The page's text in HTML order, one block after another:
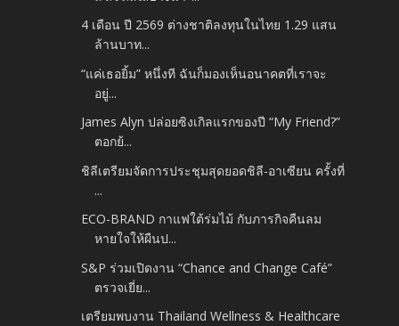
4 เดือน ปี 2569 ต่างชาติลงทุนในไทย 1.29 แสน
ล้านบาท...
“แค่เธอยิ้ม” หนึ่งที ฉันก็มองเห็นอนาคตที่เราจะ
อยู่...
James Alyn ปล่อยซิงเกิลแรกของปี “My Friend?”
ตอกย้...
ชิลีเตรียมจัดการประชุมสุดยอดชิลี-อาเซียน ครั้งที่
...
ECO-BRAND กาแฟใต้ร่มไม้ กับภารกิจคืนลม
หายใจให้ผืนป...
S&P ร่วมเปิดงาน “Chance and Change Café”
ตรวจเยี่ย...
เตรียมพบงาน Thailand Wellness & Healthcare